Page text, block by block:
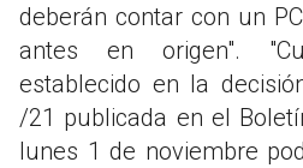
deberán contar con un
antes en origen".
establecido en la
/21 publicada en el
lunes 1 de noviembre